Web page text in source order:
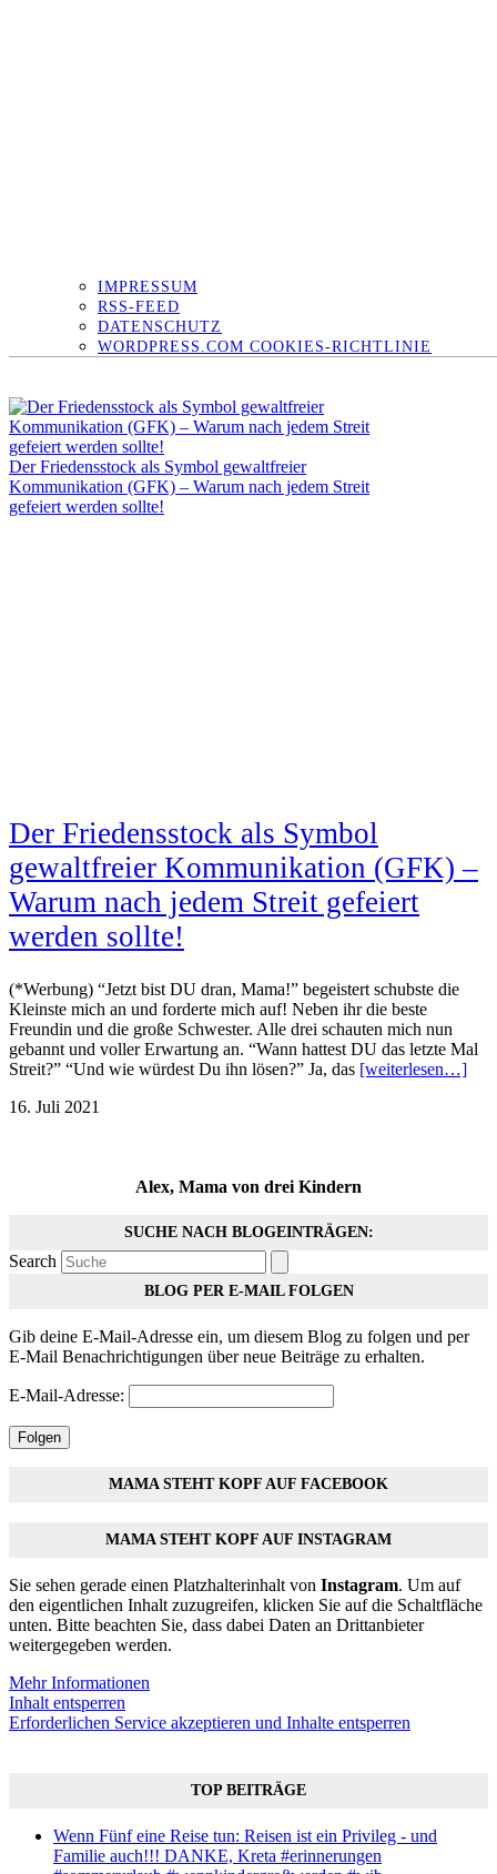
IMPRESSUM
RSS-FEED
DATENSCHUTZ
WORDPRESS.COM COOKIES-RICHTLINIE
Der Friedensstock als Symbol gewaltfreier
Kommunikation (GFK) – Warum nach jedem Streit
gefeiert werden sollte!
Der Friedensstock als Symbol
gewaltfreier Kommunikation (GFK) –
Warum nach jedem Streit gefeiert
werden sollte!
(*Werbung) “Jetzt bist DU dran, Mama!” begeistert schubste die
Kleinste mich an und forderte mich auf! Neben ihr die beste
Freundin und die große Schwester. Alle drei schauten mich nun
gebannt und voller Erwartung an. “Wann hattest DU das letzte Mal
Streit?” “Und wie würdest Du ihn lösen?” Ja, das [weiterlesen…]
16. Juli 2021
Alex, Mama von drei Kindern
SUCHE NACH BLOGEINTRÄGEN:
Search
BLOG PER E-MAIL FOLGEN
Gib deine E-Mail-Adresse ein, um diesem Blog zu folgen und per
E-Mail Benachrichtigungen über neue Beiträge zu erhalten.
E-Mail-Adresse:
Folgen
MAMA STEHT KOPF AUF FACEBOOK
MAMA STEHT KOPF AUF INSTAGRAM
Sie sehen gerade einen Platzhalterinhalt von Instagram. Um auf
den eigentlichen Inhalt zuzugreifen, klicken Sie auf die Schaltfläche
unten. Bitte beachten Sie, dass dabei Daten an Drittanbieter
weitergegeben werden.
Mehr Informationen
Inhalt entsperren
Erforderlichen Service akzeptieren und Inhalte entsperren
TOP BEITRÄGE
Wenn Fünf eine Reise tun: Reisen ist ein Privileg - und
Familie auch!!! DANKE, Kreta #erinnerungen